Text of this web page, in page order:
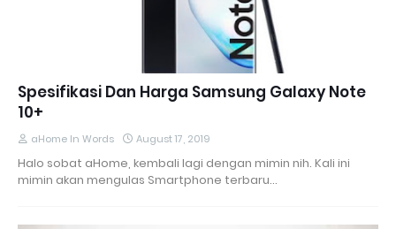
Spesifikasi Dan Harga Samsung Galaxy Note
10+
aHome In Words August 17, 2019
Halo sobat aHome, kembali lagi dengan mimin nih. Kali ini
mimin akan mengulas Smartphone terbaru…